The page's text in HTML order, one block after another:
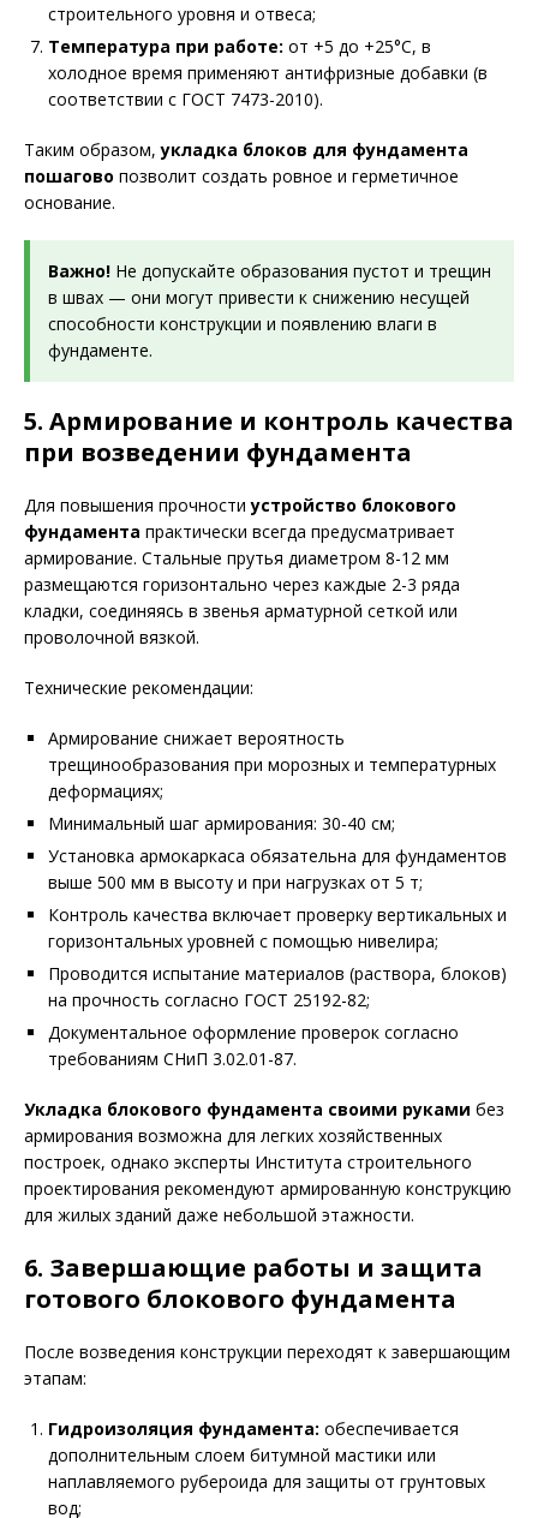
строительного уровня и отвеса;
Температура при работе: от +5 до +25°С, в
холодное время применяют антифризные добавки (в
соответствии с ГОСТ 7473-2010).
Таким образом,укладка блоков для фундамента
пошагово позволит создать ровное и герметичное
основание.
Важно! Не допускайте образования пустот и трещин
в швах — они могут привести к снижению несущей
способности конструкции и появлению влаги в
фундаменте.
5. Армирование и контроль качества
при возведении фундамента
Для повышения прочностиустройство блокового
фундамента практически всегда предусматривает
армирование. Стальные прутья диаметром 8-12 мм
размещаются горизонтально через каждые 2-3 ряда
кладки, соединяясь в звенья арматурной сеткой или
проволочной вязкой.
Технические рекомендации:
Армирование снижает вероятность
трещинообразования при морозных и температурных
деформациях;
Минимальный шаг армирования: 30-40 см;
Установка армокаркаса обязательна для фундаментов
выше 500 мм в высоту и при нагрузках от 5 т;
Контроль качества включает проверку вертикальных и
горизонтальных уровней с помощью нивелира;
Проводится испытание материалов (раствора, блоков)
на прочность согласно ГОСТ 25192-82;
Документальное оформление проверок согласно
требованиям СНиП 3.02.01-87.
Укладка блокового фундамента своими руками без
армирования возможна для легких хозяйственных
построек, однако эксперты Института строительного
проектирования рекомендуют армированную конструкцию
для жилых зданий даже небольшой этажности.
6. Завершающие работы и защита
готового блокового фундамента
После возведения конструкции переходят к завершающим
этапам:
Гидроизоляция фундамента: обеспечивается
дополнительным слоем битумной мастики или
наплавляемого рубероида для защиты от грунтовых
вод;